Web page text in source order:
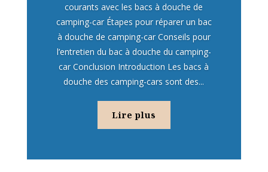
courants avec les bacs à douche de
camping-car Étapes pour réparer un bac
à douche de camping-car Conseils pour
l’entretien du bac à douche du camping-
car Conclusion Introduction Les bacs à
douche des camping-cars sont des...
Lire plus